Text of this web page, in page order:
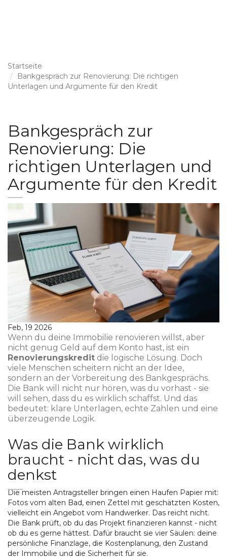
Startseite
Bankgespräch zur Renovierung: Die richtigen
Unterlagen und Argumente für den Kredit
Bankgespräch zur
Renovierung: Die
richtigen Unterlagen und
Argumente für den Kredit
Feb, 19 2026
Wenn du deine Immobilie renovieren willst, aber
nicht genug Geld auf dem Konto hast, ist ein
Renovierungskredit die logische Lösung. Doch
viele Menschen scheitern nicht an der Idee,
sondern an der Vorbereitung des Bankgesprächs.
Die Bank will nicht nur hören, was du vorhast - sie
will sehen, dass du es wirklich schaffst. Und das
bedeutet: klare Unterlagen, echte Zahlen und eine
überzeugende Logik.
Was die Bank wirklich
braucht - nicht das, was du
denkst
Die meisten Antragsteller bringen einen Haufen Papier mit:
Fotos vom alten Bad, einen Zettel mit geschätzten Kosten,
vielleicht ein Angebot vom Handwerker. Das reicht nicht.
Die Bank prüft, ob du das Projekt finanzieren kannst - nicht
ob du es gerne hättest. Dafür braucht sie vier Säulen: deine
persönliche Finanzlage, die Kostenplanung, den Zustand
der Immobilie und die Sicherheit für sie.